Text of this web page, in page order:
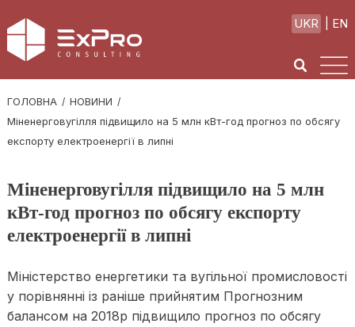
UKR EN
ГОЛОВНА
НОВИНИ
Міненерговугілля підвищило на 5 млн кВт-год прогноз по обсягу
експорту електроенергії в липні
Міненерговугілля підвищило на 5 млн
кВт-год прогноз по обсягу експорту
електроенергії в липні
Міністерство енергетики та вугільної промисловості
у порівнянні із раніше прийнятим Прогнозним
балансом на 2018р підвищило прогноз по обсягу